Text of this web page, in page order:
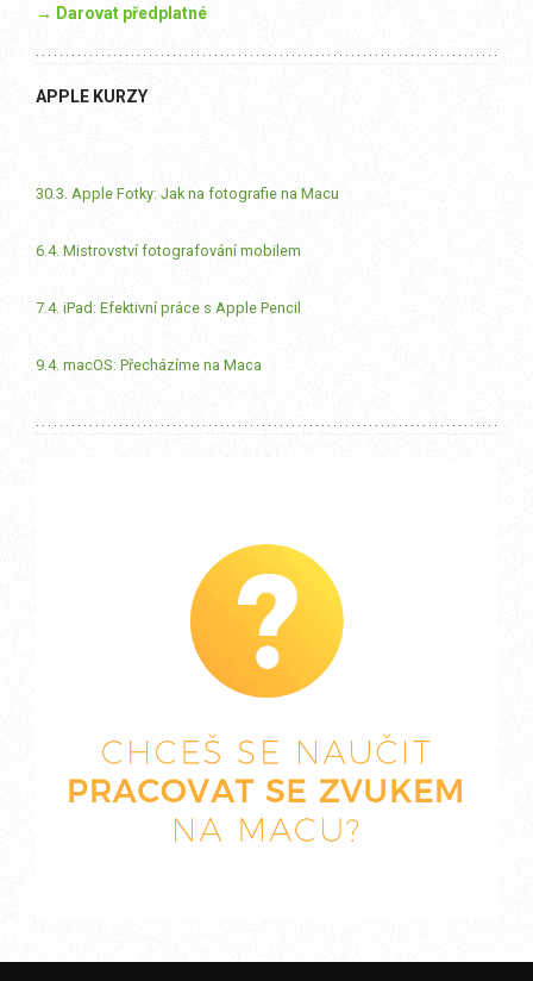
→ Darovat předplatné
APPLE KURZY
30.3. Apple Fotky: Jak na fotografie na Macu
6.4. Mistrovství fotografování mobilem
7.4. iPad: Efektivní práce s Apple Pencil
9.4. macOS: Přecházíme na Maca